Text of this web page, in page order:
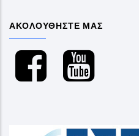
ΑΚΟΛΟΥΘΗΣΤΕ ΜΑΣ